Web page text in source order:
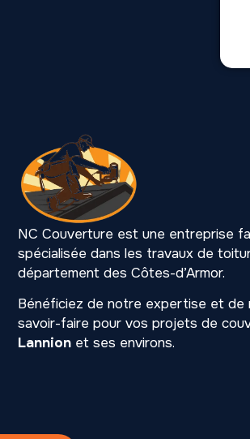
NC Couverture est une entreprise
spécialisée dans les travaux de
département des Côtes-d’Armor.
Bénéficiez de notre expertise et de
savoir-faire pour vos projets de
Lannion et ses environs.